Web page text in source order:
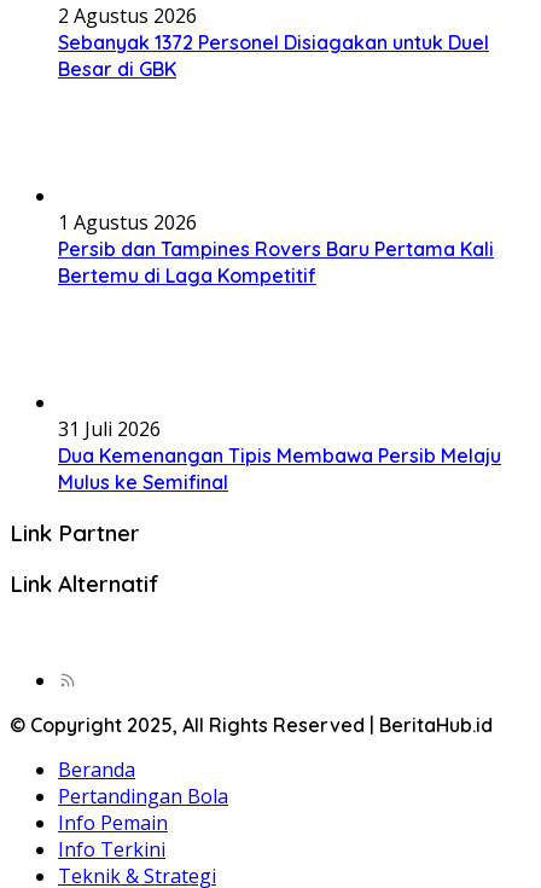
2 Agustus 2026
Sebanyak 1372 Personel Disiagakan untuk Duel
Besar di GBK
1 Agustus 2026
Persib dan Tampines Rovers Baru Pertama Kali
Bertemu di Laga Kompetitif
31 Juli 2026
Dua Kemenangan Tipis Membawa Persib Melaju
Mulus ke Semifinal
Link Partner
Link Alternatif
© Copyright 2025, All Rights Reserved | BeritaHub.id
Beranda
Pertandingan Bola
Info Pemain
Info Terkini
Teknik & Strategi